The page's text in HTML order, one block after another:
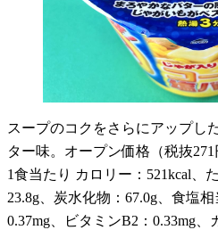
スープのコクをさらにアップし
ター味。オープン価格（税抜271
1食当たり カロリー：521kcal、
23.8g、炭水化物：67.0g、食塩
0.37mg、ビタミンB2：0.33mg、